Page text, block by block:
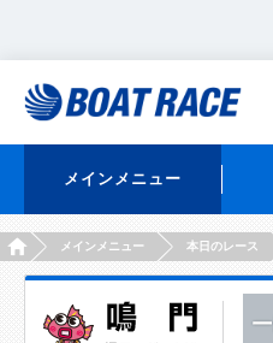
メインメニュー
HOMEメインメニュー 本日のレース